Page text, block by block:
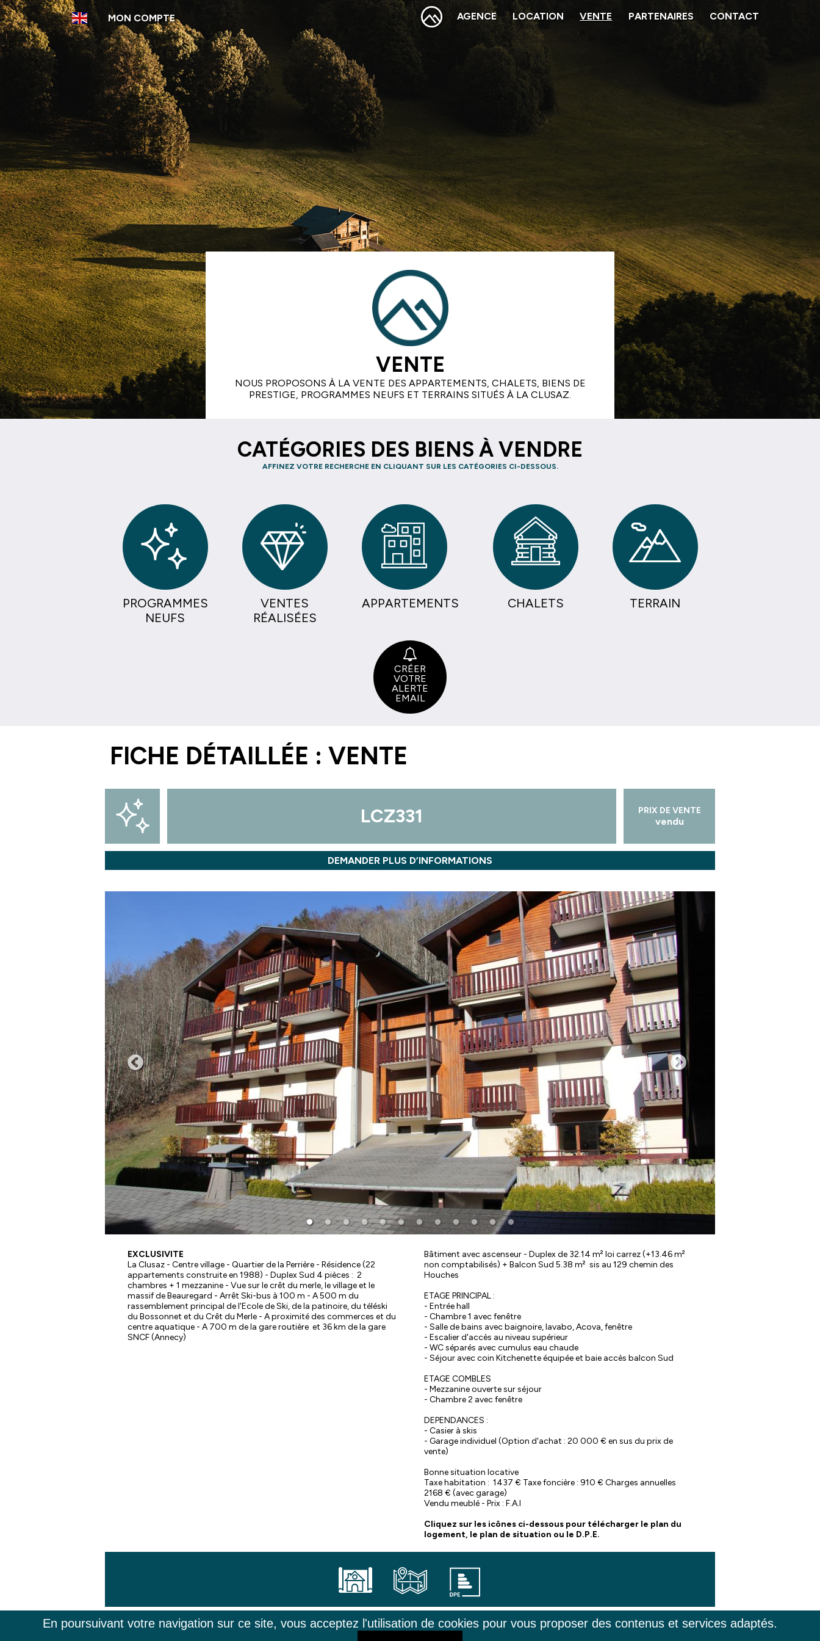
Aller
au
contenu
MON COMPTE AGENCE LOCATION VENTE PARTENAIRES CONTACT
VENTE
NOUS PROPOSONS À LA VENTE DES APPARTEMENTS, CHALETS, BIENS DE
PRESTIGE, PROGRAMMES NEUFS ET TERRAINS SITUÉS À LA CLUSAZ.
CATÉGORIES DES BIENS À VENDRE
AFFINEZ VOTRE RECHERCHE EN CLIQUANT SUR LES CATÉGORIES CI-DESSOUS.
PROGRAMMES
NEUFS
VENTES
RÉALISÉES
APPARTEMENTS CHALETS TERRAIN
CRÉER
VOTRE
ALERTE
EMAIL
FICHE DÉTAILLÉE : VENTE
LCZ331 PRIX DE VENTE
vendu
DEMANDER PLUS D’INFORMATIONS
EXCLUSIVITE
La Clusaz - Centre village - Quartier de la Perrière - Résidence (22
appartements construite en 1988) - Duplex Sud 4 pièces : 2
chambres + 1 mezzanine - Vue sur le crêt du merle, le village et le
massif de Beauregard - Arrêt Ski-bus à 100 m - A 500 m du
rassemblement principal de l'Ecole de Ski, de la patinoire, du téléski
du Bossonnet et du Crêt du Merle - A proximité des commerces et du
centre aquatique - A 700 m de la gare routière et 36 km de la gare
SNCF (Annecy)
Bâtiment avec ascenseur - Duplex de 32.14 m² loi carrez (+13.46 m²
non comptabilisés) + Balcon Sud 5.38 m² sis au 129 chemin des
Houches
ETAGE PRINCIPAL :
- Entrée hall
- Chambre 1 avec fenêtre
- Salle de bains avec baignoire, lavabo, Acova, fenêtre
- Escalier d'accès au niveau supérieur
- WC séparés avec cumulus eau chaude
- Séjour avec coin Kitchenette équipée et baie accès balcon Sud
ETAGE COMBLES
- Mezzanine ouverte sur séjour
- Chambre 2 avec fenêtre
DEPENDANCES :
- Casier à skis
- Garage individuel (Option d'achat : 20 000 € en sus du prix de
vente)
Bonne situation locative
Taxe habitation : 1437 € Taxe foncière : 910 € Charges annuelles
2168 € (avec garage)
Vendu meublé - Prix : F.A.I
Cliquez sur les icônes ci-dessous pour télécharger le plan du
logement, le plan de situation ou le D.P.E.
En poursuivant votre navigation sur ce site, vous acceptez l'utilisation de cookies pour vous proposer des contenus et services adaptés.